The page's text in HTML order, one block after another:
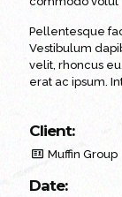
Pellentesque
Vestibulum
velit, rhoncus
erat ac ipsum.
Client:
Muffin Group
Date: